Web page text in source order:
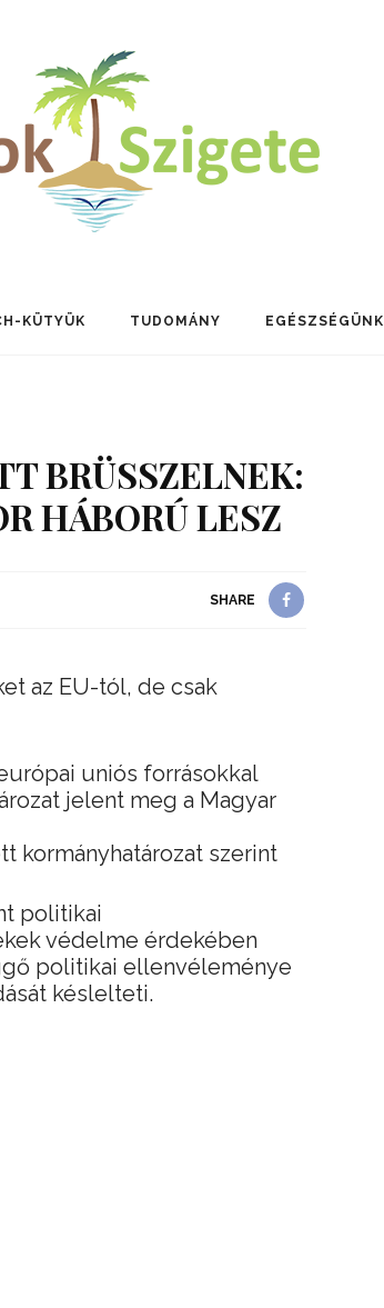
KÜTYÜK TUDOMÁNY EGÉSZSÉGÜNK
BRÜSSZELNEK:
HÁBORÚ LESZ
SHARE
az EU-tól, de csak
uniós forrásokkal
jelent meg a Magyar
kormányhatározat szerint
politikai
védelme érdekében
politikai ellenvéleménye
késlelteti.